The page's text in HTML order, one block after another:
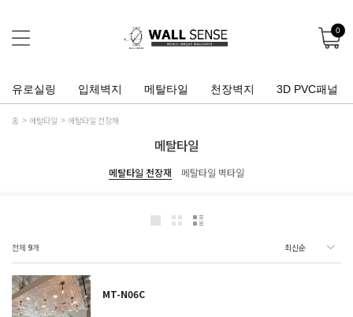
0
유로실링 입체벽지 메탈타일 천장벽지 3D PVC패널
홈 메탈타일 메탈타일 천장재
메탈타일
메탈타일 천장재 메탈타일 벽타일
전체 9개
MT-N06C